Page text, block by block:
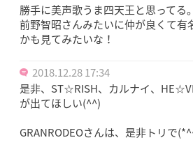
勝手に美声歌うま四天王と思ってる
前野智昭さんみたいに仲が良くて有
かも見てみたいな！
2018.12.28 17:34
是非、ST☆RISH、カルナイ、
が出てほしい(^^)
GRANRODEOさんは、是非トリで